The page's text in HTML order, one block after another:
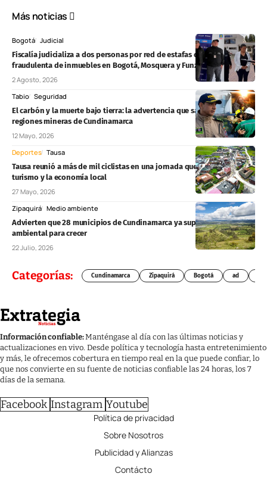
Más noticias
Bogotá Judicial
Fiscalía judicializa a dos personas por red de estafas con venta
fraudulenta de inmuebles en Bogotá, Mosquera y Funza
2 Agosto, 2026
Tabio Seguridad
El carbón y la muerte bajo tierra: la advertencia que sacude a las
regiones mineras de Cundinamarca
12 Mayo, 2026
Deportes Tausa
Tausa reunió a más de mil ciclistas en una jornada que impulsó el
turismo y la economía local
27 Mayo, 2026
Zipaquirá Medio ambiente
Advierten que 28 municipios de Cundinamarca ya superaron su límite
ambiental para crecer
22 Julio, 2026
Categorías: Cundinamarca Zipaquirá Bogotá ad
Información confiable:Manténgase al día con las últimas noticias y
actualizaciones en vivo. Desde política y tecnología hasta entretenimiento
y más, le ofrecemos cobertura en tiempo real en la que puede confiar, lo
que nos convierte en su fuente de noticias confiable las 24 horas, los 7
días de la semana.
Facebook Instagram Youtube
Política de privacidad
Sobre Nosotros
Publicidad y Alianzas
Contácto